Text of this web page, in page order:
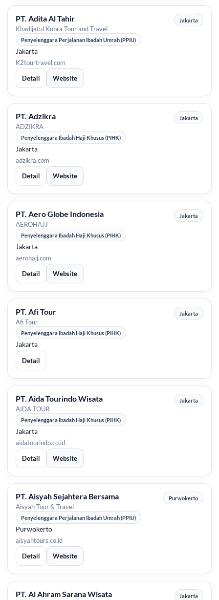
PT. Adita Al Tahir
Khadijatul Kubra Tour and Travel
Jakarta
Penyelenggara Perjalanan Ibadah Umrah (PPIU)
Jakarta
K2tourtravel.com
Detail
Website
PT. Adzikra
ADZIKRA
Jakarta
Penyelenggara Ibadah Haji Khusus (PIHK)
Jakarta
adzikra.com
Detail
Website
PT. Aero Globe Indonesia
AEROHAJJ
Jakarta
Penyelenggara Ibadah Haji Khusus (PIHK)
Jakarta
aerohajj.com
Detail
Website
PT. Afi Tour
Afi Tour
Jakarta
Penyelenggara Ibadah Haji Khusus (PIHK)
Jakarta
Detail
PT. Aida Tourindo Wisata
AIDA TOUR
Jakarta
Penyelenggara Ibadah Haji Khusus (PIHK)
Jakarta
aidatourindo.co.id
Detail
Website
PT. Aisyah Sejahtera Bersama
Aisyah Tour & Travel
Purwokerto
Penyelenggara Perjalanan Ibadah Umrah (PPIU)
Purwokerto
aisyahtours.co.id
Detail
Website
PT. Al Ahram Sarana Wisata Jakarta